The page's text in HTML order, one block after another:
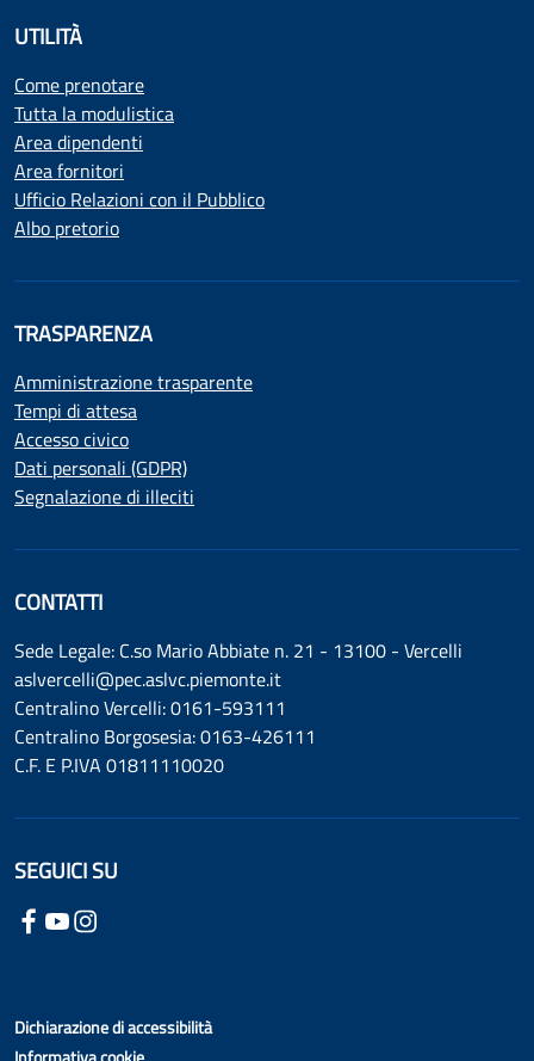
UTILITÀ
Come prenotare
Tutta la modulistica
Area dipendenti
Area fornitori
Ufficio Relazioni con il Pubblico
Albo pretorio
TRASPARENZA
Amministrazione trasparente
Tempi di attesa
Accesso civico
Dati personali (GDPR)
Segnalazione di illeciti
CONTATTI
Sede Legale: C.so Mario Abbiate n. 21 - 13100 - Vercelli
aslvercelli@pec.aslvc.piemonte.it
Centralino Vercelli: 0161-593111
Centralino Borgosesia: 0163-426111
C.F. E P.IVA 01811110020
SEGUICI SU
Dichiarazione di accessibilità